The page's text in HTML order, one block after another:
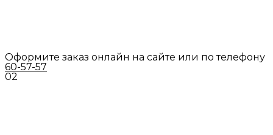
Оформите заказ онлайн на сайте или по телефону
60-57-57
02